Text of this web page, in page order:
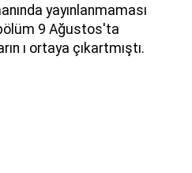
yayınlanmaması
9 Ağustos'ta
ı ortaya çıkartmıştı.